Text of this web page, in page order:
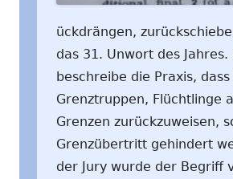
ückdrängen,
das 31. Unwort des Jahres.
beschreibe die Praxis,
Grenztruppen, Flüchtlinge
Grenzen zurückzuweisen,
Grenzübertritt gehindert
der Jury wurde der Begriff